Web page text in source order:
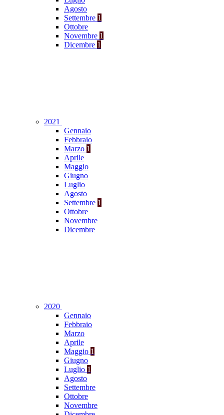
Agosto
Settembre 1
Ottobre
Novembre 1
Dicembre 1
2021
Gennaio
Febbraio
Marzo 1
Aprile
Maggio
Giugno
Luglio
Agosto
Settembre 1
Ottobre
Novembre
Dicembre
2020
Gennaio
Febbraio
Marzo
Aprile
Maggio 1
Giugno
Luglio 1
Agosto
Settembre
Ottobre
Novembre